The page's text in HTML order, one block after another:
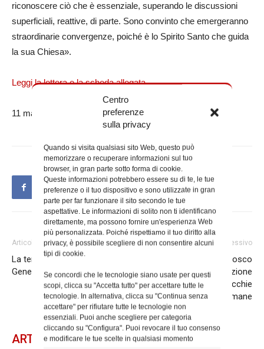
Centro
preferenze
sulla privacy
Quando si visita qualsiasi sito Web, questo può
memorizzare o recuperare informazioni sul tuo
browser, in gran parte sotto forma di cookie.
Queste informazioni potrebbero essere su di te, le tue
preferenze o il tuo dispositivo e sono utilizzate in gran
parte per far funzionare il sito secondo le tue
aspettative. Le informazioni di solito non ti identificano
direttamente, ma possono fornire un'esperienza Web
più personalizzata. Poiché rispettiamo il tuo diritto alla
privacy, è possibile scegliere di non consentire alcuni
tipi di cookie.
Se concordi che le tecnologie siano usate per questi
scopi, clicca su "Accetta tutto" per accettare tutte le
tecnologie. In alternativa, clicca su "Continua senza
accettare" per rifiutare tutte le tecnologie non
essenziali. Puoi anche scegliere per categoria
cliccando su "Configura". Puoi revocare il tuo consenso
e modificare le tue scelte in qualsiasi momento
riconoscere ciò che è essenziale, superando le discussioni
superficiali, reattive, di parte. Sono convinto che emergeranno
straordinarie convergenze, poiché è lo Spirito Santo che guida
la sua Chiesa».
Leggi la lettera e la scheda allegata
11 maggio 2020
Articolo precedente
La terza edizione del Cantiere
Generiamo lavORO
Articolo successivo
Partite da San Giovanni Bosco
le operazioni di sanificazione
straordinaria delle parrocchie
romane
ARTICOLI CORRELATI